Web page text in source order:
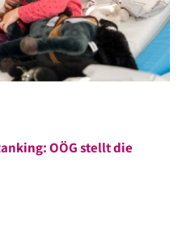
OÖG stellt die